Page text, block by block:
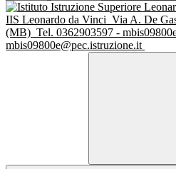
IIS Leonardo da Vinci Via A. De
(MB) Tel. 0362903597 -
mbis09800e@pec.istruzione.it